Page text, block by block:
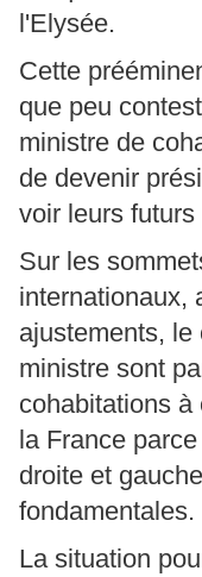
l'Elysée.
Cette
que peu
ministre de
de devenir
voir leurs
Sur les
internationaux,
ajustements,
ministre sont
cohabitations
la France
droite et
fondamentales.
La situation